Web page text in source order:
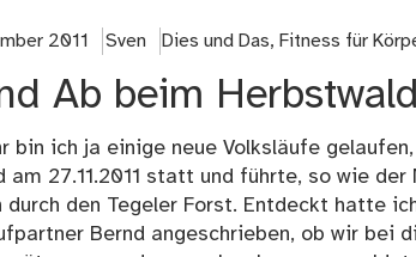
2011 Sven Dies und Das, Fitness für
Ab beim
bin ich ja einige neue Volksläufe
am 27.11.2011 statt und führte, so wie
durch den Tegeler Forst. Entdeckt hatte
Bernd angeschrieben, ob wir bei